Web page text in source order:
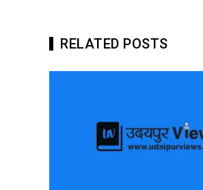
RELATED POSTS